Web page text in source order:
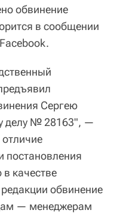
обвинение
в сообщении
Сергею
делу № 28163", —
постановления
качестве
обвинение
— менеджерам